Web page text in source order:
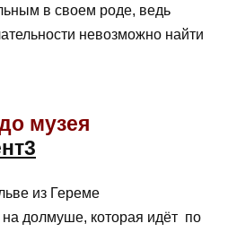
в своем роде, ведь
невозможно найти
музея
из Гереме
долмуше, которая идёт по